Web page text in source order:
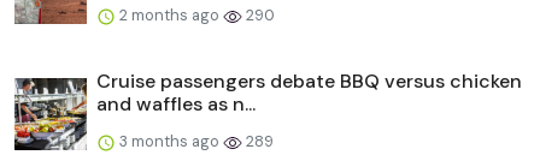
2 months ago 290
Cruise passengers debate BBQ versus chicken
and waffles as n...
3 months ago 289